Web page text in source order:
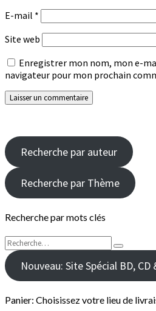
E-mail *
Site web
Enregistrer mon nom, mon e-
navigateur pour mon prochain
Recherche par auteur
Recherche par Thème
Recherche par mots clés
Rechercher :
Recherche
Nouveau: Site Spécial BD, CD
Panier: Choisissez votre lieu de